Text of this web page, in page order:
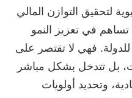
لتحقيق التوازن المالي
تساهم في تعزيز النمو
للدولة. فهي لا تقتصر على
بل تتدخل بشكل مباشر
وتحديد أولويات